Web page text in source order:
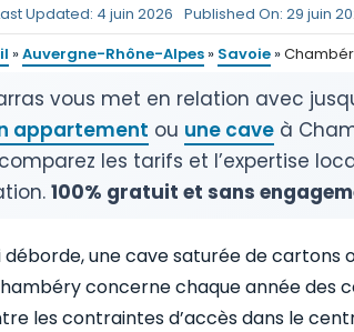
Updated: 4 juin 2026 Published On: 29 juin
»Auvergne-Rhône-Alpes » Savoie »
vous met en relation avec
appartement ou une cave à
les tarifs et l’expertise
100% gratuit et sans
déborde, une cave saturée de
concerne chaque année des
les contraintes d’accès dans le